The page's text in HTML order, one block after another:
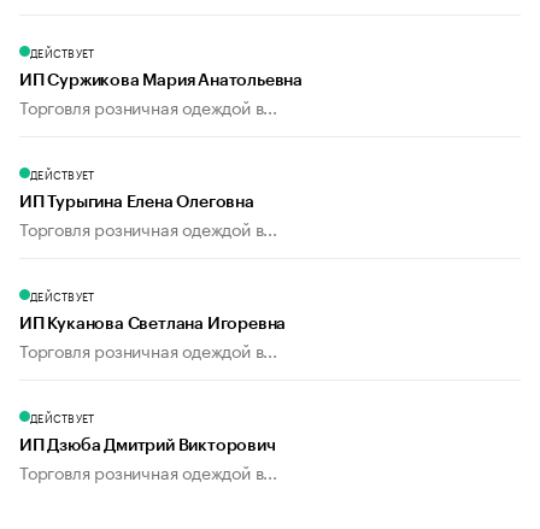
ДЕЙСТВУЕТ
ИП Суржикова Мария Анатольевна
Торговля розничная одеждой в...
ДЕЙСТВУЕТ
ИП Турыгина Елена Олеговна
Торговля розничная одеждой в...
ДЕЙСТВУЕТ
ИП Куканова Светлана Игоревна
Торговля розничная одеждой в...
ДЕЙСТВУЕТ
ИП Дзюба Дмитрий Викторович
Торговля розничная одеждой в...